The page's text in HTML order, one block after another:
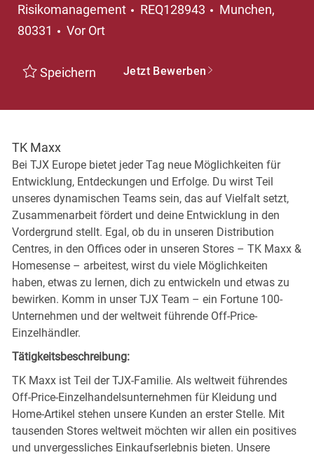
Risikomanagement
REQ128943 Ort
Munchen,
80331
Vor Ort
Speichern Jetzt Bewerben
TK Maxx
Bei TJX Europe bietet jeder Tag neue Möglichkeiten für
Entwicklung, Entdeckungen und Erfolge. Du wirst Teil
unseres dynamischen Teams sein, das auf Vielfalt setzt,
Zusammenarbeit fördert und deine Entwicklung in den
Vordergrund stellt. Egal, ob du in unseren Distribution
Centres, in den Offices oder in unseren Stores – TK Maxx &
Homesense – arbeitest, wirst du viele Möglichkeiten
haben, etwas zu lernen, dich zu entwickeln und etwas zu
bewirken. Komm in unser TJX Team – ein Fortune 100-
Unternehmen und der weltweit führende Off-Price-
Einzelhändler.
Tätigkeitsbeschreibung:
TK Maxx ist Teil der TJX-Familie. Als weltweit führendes
Off-Price-Einzelhandelsunternehmen für Kleidung und
Home-Artikel stehen unsere Kunden an erster Stelle. Mit
tausenden Stores weltweit möchten wir allen ein positives
und unvergessliches Einkaufserlebnis bieten. Unsere